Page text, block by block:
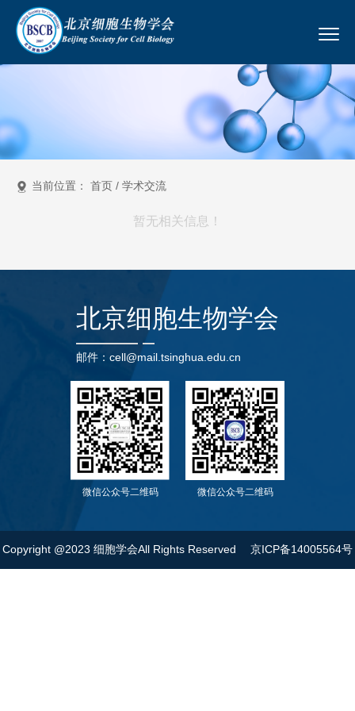
当前位置： 首页 / 学术交流
暂无相关信息！
微信公众号二维码 微信公众号二维码
北京细胞生物学会
邮件：cell@mail.tsinghua.edu.cn
Copyright @2023 细胞学会All Rights Reserved 京ICP备14005564号